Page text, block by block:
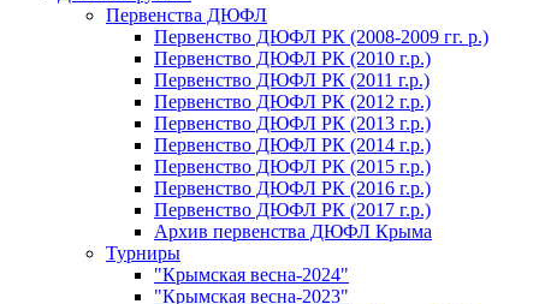
Первенства ДЮФЛ
Первенство ДЮФЛ РК (2008-2009 гг. р.)
Первенство ДЮФЛ РК (2010 г.р.)
Первенство ДЮФЛ РК (2011 г.р.)
Первенство ДЮФЛ РК (2012 г.р.)
Первенство ДЮФЛ РК (2013 г.р.)
Первенство ДЮФЛ РК (2014 г.р.)
Первенство ДЮФЛ РК (2015 г.р.)
Первенство ДЮФЛ РК (2016 г.р.)
Первенство ДЮФЛ РК (2017 г.р.)
Архив первенства ДЮФЛ Крыма
Турниры
"Крымская весна-2024"
"Крымская весна-2023"